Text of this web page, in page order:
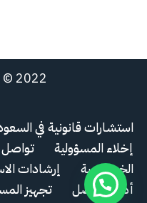
© 2022
استشارات قانونية في
إخلاء المسؤولية
تواصل
الخصوصية
إرشادات
أدلة التواصل
تجهيز